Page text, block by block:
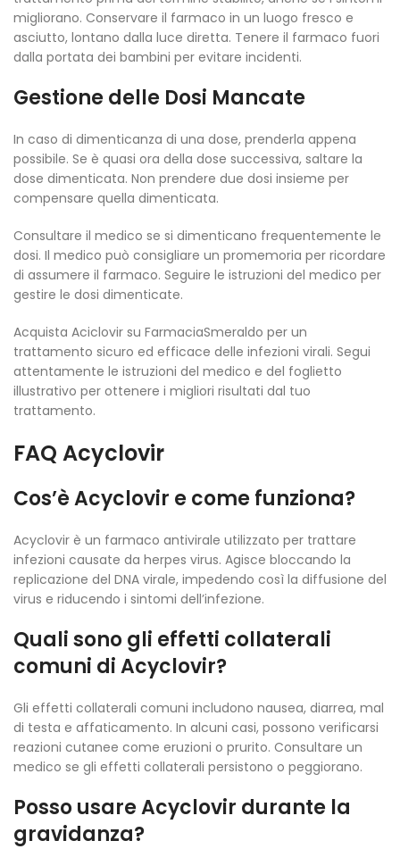
migliorano. Conservare il farmaco in un luogo fresco e
asciutto, lontano dalla luce diretta. Tenere il farmaco fuori
dalla portata dei bambini per evitare incidenti.
Gestione delle Dosi Mancate
In caso di dimenticanza di una dose, prenderla appena
possibile. Se è quasi ora della dose successiva, saltare la
dose dimenticata. Non prendere due dosi insieme per
compensare quella dimenticata.
Consultare il medico se si dimenticano frequentemente le
dosi. Il medico può consigliare un promemoria per ricordare
di assumere il farmaco. Seguire le istruzioni del medico per
gestire le dosi dimenticate.
Acquista Aciclovir su FarmaciaSmeraldo per un
trattamento sicuro ed efficace delle infezioni virali. Segui
attentamente le istruzioni del medico e del foglietto
illustrativo per ottenere i migliori risultati dal tuo
trattamento.
FAQ Acyclovir
Cos’è Acyclovir e come funziona?
Acyclovir è un farmaco antivirale utilizzato per trattare
infezioni causate da herpes virus. Agisce bloccando la
replicazione del DNA virale, impedendo così la diffusione del
virus e riducendo i sintomi dell’infezione.
Quali sono gli effetti collaterali
comuni di Acyclovir?
Gli effetti collaterali comuni includono nausea, diarrea, mal
di testa e affaticamento. In alcuni casi, possono verificarsi
reazioni cutanee come eruzioni o prurito. Consultare un
medico se gli effetti collaterali persistono o peggiorano.
Posso usare Acyclovir durante la
gravidanza?